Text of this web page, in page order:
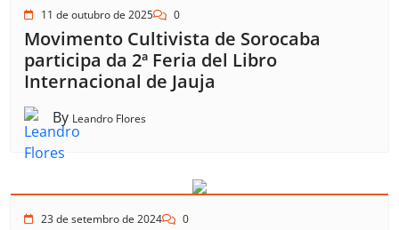
11 de outubro de 2025 0
Movimento Cultivista de Sorocaba
participa da 2ª Feria del Libro
Internacional de Jauja
By Leandro Flores
23 de setembro de 2024 0